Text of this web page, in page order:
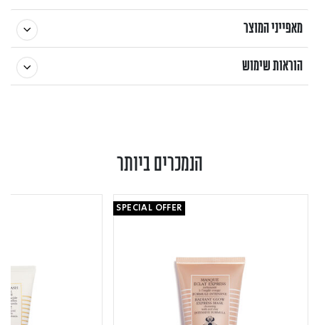
מאפייני המוצר
הוראות שימוש
הנמכרים ביותר
SPECIAL OFFER